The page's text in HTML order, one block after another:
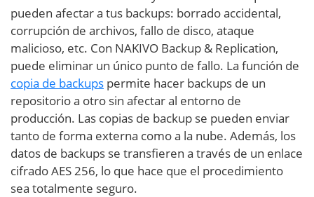
pueden afectar a tus backups: borrado accidental,
corrupción de archivos, fallo de disco, ataque
malicioso, etc. Con NAKIVO Backup & Replication,
puede eliminar un único punto de fallo. La función de
copia de backups permite hacer backups de un
repositorio a otro sin afectar al entorno de
producción. Las copias de backup se pueden enviar
tanto de forma externa como a la nube. Además, los
datos de backups se transfieren a través de un enlace
cifrado AES 256, lo que hace que el procedimiento
sea totalmente seguro.